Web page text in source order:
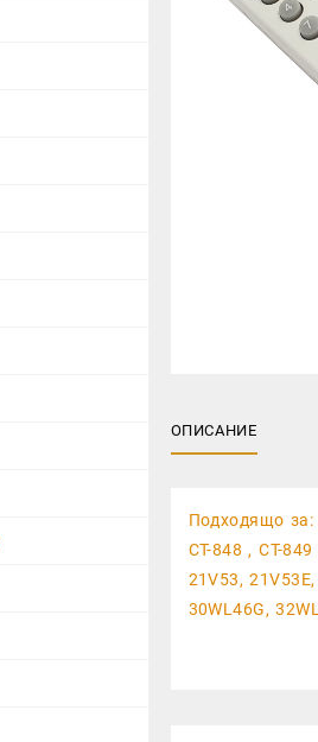
ОПИСАНИЕ
Подходящо за:
CT-848 , CT-
21V53,
30WL46G,